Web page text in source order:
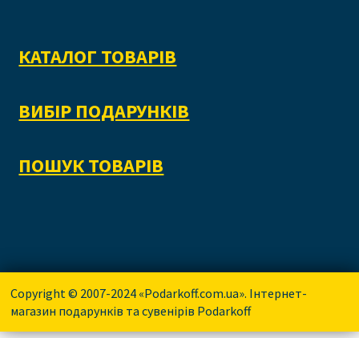
КАТАЛОГ ТОВАРІВ
ВИБІР ПОДАРУНКІВ
ПОШУК ТОВАРІВ
Copyright © 2007-2024 «Podarkoff.com.ua». Інтернет-
магазин подарунків та сувенірів Podarkoff